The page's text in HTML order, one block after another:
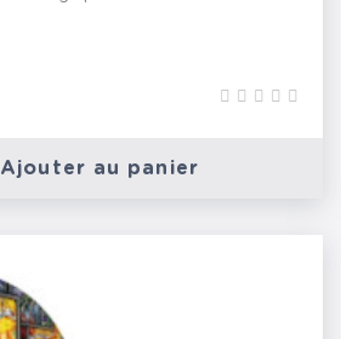
Ajouter au panier